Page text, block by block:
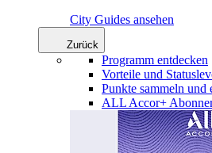
City Guides ansehen
Zurück
Programm entdecken
Vorteile und
Punkte sammeln und
ALL Accor+